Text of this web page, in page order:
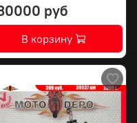
руб
В корзину